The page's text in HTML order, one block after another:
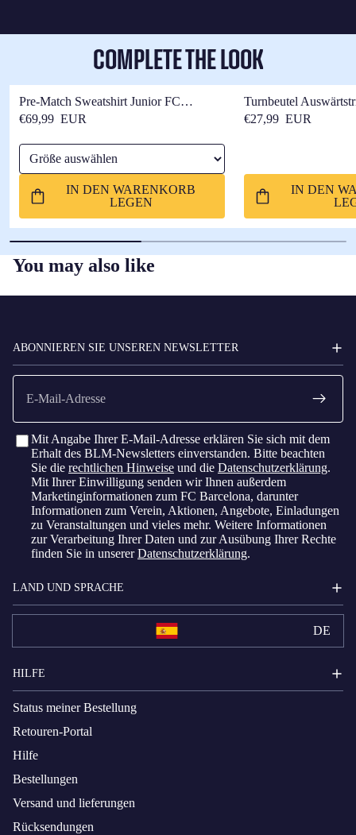
COMPLETE THE LOOK
Pre-Match Sweatshirt Junior FC
Barcelona x Kobe Bryant 25/26 –
€69,99 EUR
Größe auswählen
IN DEN WARENKORB
LEGEN
Turnbeutel
Barcelona x Kobe
€27,99 EUR
IN DEN
You may also like
ABONNIEREN SIE UNSEREN NEWSLETTER
E-
Mail
Mit Angabe Ihrer E-Mail-Adresse erklären Sie sich mit dem
Erhalt des BLM-Newsletters einverstanden. Bitte beachten
Sie die rechtlichen Hinweise und die Datenschutzerklärung.
Mit Ihrer Einwilligung senden wir Ihnen außerdem
Marketinginformationen zum FC Barcelona, ​​darunter
Informationen zum Verein, Aktionen, Angebote, Einladungen
zu Veranstaltungen und vieles mehr. Weitere Informationen
zur Verarbeitung Ihrer Daten und zur Ausübung Ihrer Rechte
finden Sie in unsererDatenschutzerklärung.
LAND UND SPRACHE
DE
HILFE
Status meiner Bestellung
Retouren-Portal
Hilfe
Bestellungen
Versand und lieferungen
Rücksendungen